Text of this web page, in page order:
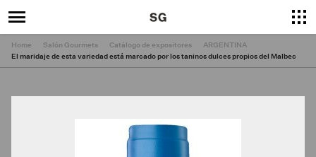
Home Salón Gourmets Catálogo de expositores
ARGENTINA
El maridaje de esta variedad está marcado por los taninos dulces propios del Malbec